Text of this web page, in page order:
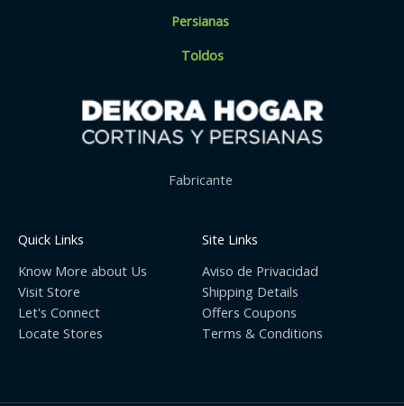
Persianas
Toldos
Fabricante
Quick Links
Know More about Us
Visit Store
Let's Connect
Locate Stores
Site Links
Aviso de Privacidad
Shipping Details
Offers Coupons
Terms & Conditions